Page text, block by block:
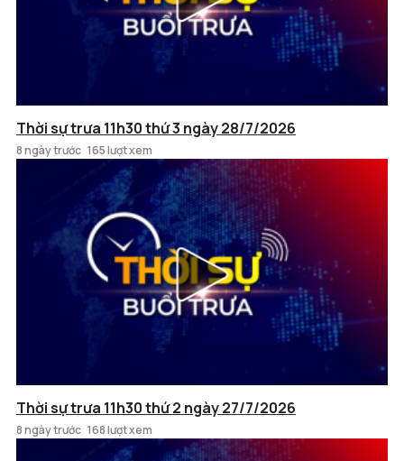
Thời sự trưa 11h30 thứ 3 ngày 28/7/2026
8 ngày trước 165 lượt xem
Thời sự trưa 11h30 thứ 2 ngày 27/7/2026
8 ngày trước 168 lượt xem